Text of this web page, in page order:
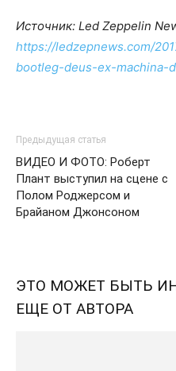
Источник: Led Zeppelin
https://ledzepnews.com/
bootleg-deus-ex-machina-
Предыдущая статья
ВИДЕО И ФОТО: Роберт
Плант выступил на сцене с
Полом Роджерсом и
Брайаном Джонсоном
ЭТО МОЖЕТ БЫТЬ
ЕЩЕ ОТ АВТОРА